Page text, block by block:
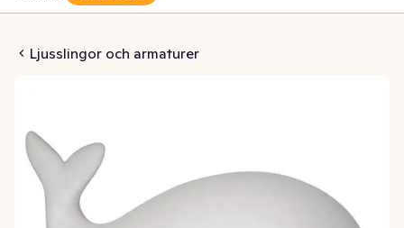
Ljusslingor och armaturer
Whale Färgskiftande